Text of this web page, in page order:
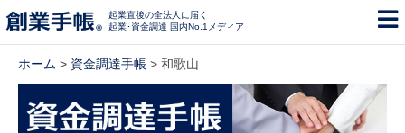
起業直後の全法人に届く
起業･資金調達 国内No.1メディア
ホーム > 資金調達手帳 > 和歌山